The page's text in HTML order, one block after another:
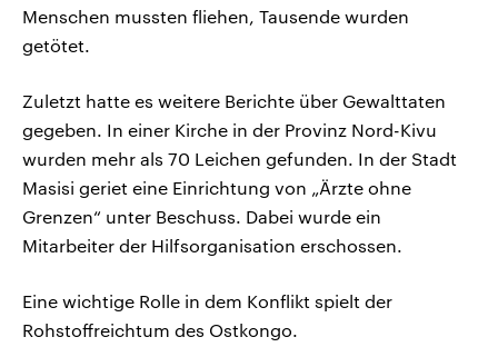
Menschen mussten fliehen, Tausende wurden
getötet.
Zuletzt hatte es weitere Berichte über Gewalttaten
gegeben. In einer Kirche in der Provinz Nord-Kivu
wurden mehr als 70 Leichen gefunden. In der Stadt
Masisi geriet eine Einrichtung von „Ärzte ohne
Grenzen“ unter Beschuss. Dabei wurde ein
Mitarbeiter der Hilfsorganisation erschossen.
Eine wichtige Rolle in dem Konflikt spielt der
Rohstoffreichtum des Ostkongo.